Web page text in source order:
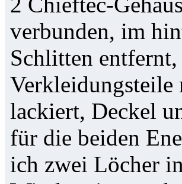
verbunden, im
Schlitten
lackiert, Deckel
für die beiden
ich zwei Löcher